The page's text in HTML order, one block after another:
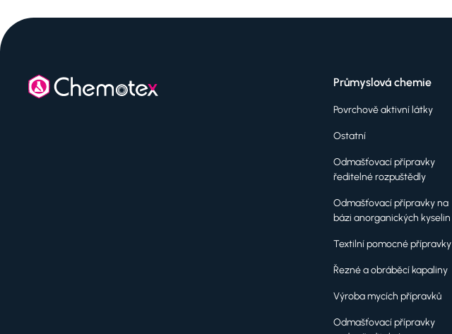
Průmyslová chemie
Povrchově aktivní látky
Ostatní
Odmašťovací přípravky
ředitelné rozpuštědly
Odmašťovací přípravky na
bázi anorganických kyselin
Textilní pomocné přípravky
Řezné a obráběcí kapaliny
Výroba mycích přípravků
Odmašťovací přípravky